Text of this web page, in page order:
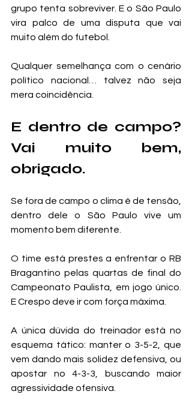
grupo tenta sobreviver. E o São Paulo
vira palco de uma disputa que vai
muito além do futebol.
Qualquer semelhança com o cenário
político nacional… talvez não seja
mera coincidência.
E dentro de campo?
Vai muito bem,
obrigado.
Se fora de campo o clima é de tensão,
dentro dele o São Paulo vive um
momento bem diferente.
O time está prestes a enfrentar o RB
Bragantino pelas quartas de final do
Campeonato Paulista, em jogo único.
E Crespo deve ir com força máxima.
A única dúvida do treinador está no
esquema tático: manter o 3-5-2, que
vem dando mais solidez defensiva, ou
apostar no 4-3-3, buscando maior
agressividade ofensiva.